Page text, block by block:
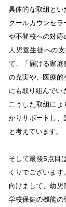
具体的な取組とい
クールカウンセ
や不登校への対応
人児童生徒への
て、「届ける家庭
の充実や、医療的
にも取り組んでい
こうした取組に
かりサポートし、
と考えています。
そして最後5点目
くりでございま
向けまして、幼児
学校保健の機能の